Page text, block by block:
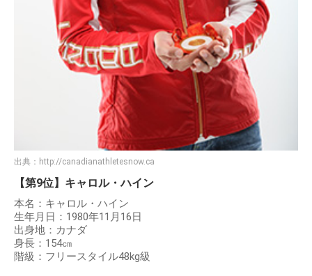
出典： http://canadianathletesnow.ca
【第9位】キャロル・ハイン
本名：キャロル・ハイン
生年月日：1980年11月16日
出身地：カナダ
身長：154㎝
階級：フリースタイル48kg級